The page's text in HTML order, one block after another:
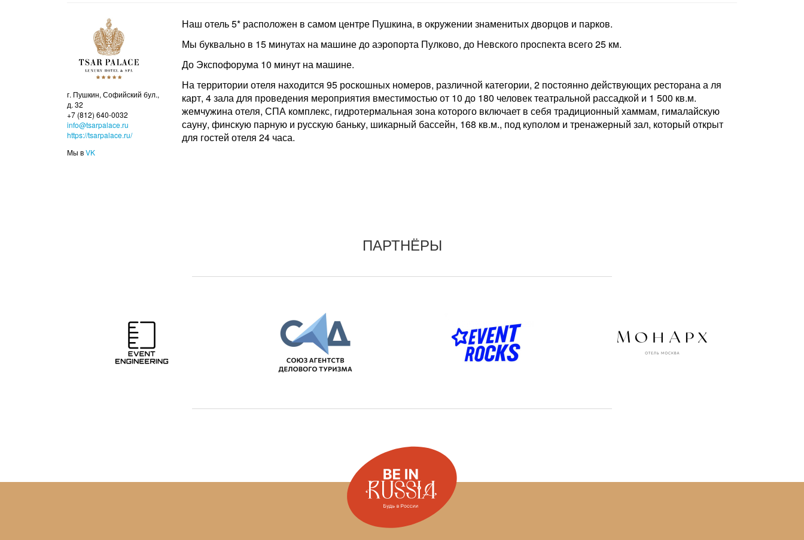
г. Пушкин, Софийский бул.,
д. 32
+7 (812) 640-0032
info@tsarpalace.ru
https://tsarpalace.ru/
Мы вVK
Наш отель 5* расположен в самом центре Пушкина, в окружении знаменитых дворцов и парков.
Мы буквально в 15 минутах на машине до аэропорта Пулково, до Невского проспекта всего 25 км.
До Экспофорума 10 минут на машине.
На территории отеля находится 95 роскошных номеров, различной категории, 2 постоянно действующих ресторана а ля
карт, 4 зала для проведения мероприятия вместимостью от 10 до 180 человек театральной рассадкой и 1 500 кв.м.
жемчужина отеля, СПА комплекс, гидротермальная зона которого включает в себя традиционный хаммам, гималайскую
сауну, финскую парную и русскую баньку, шикарный бассейн, 168 кв.м., под куполом и тренажерный зал, который открыт
для гостей отеля 24 часа.
ПАРТНЁРЫ